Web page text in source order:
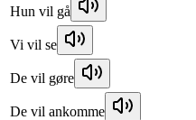
Hun vil gå
Vi vil se
De vil gøre
De vil ankomme